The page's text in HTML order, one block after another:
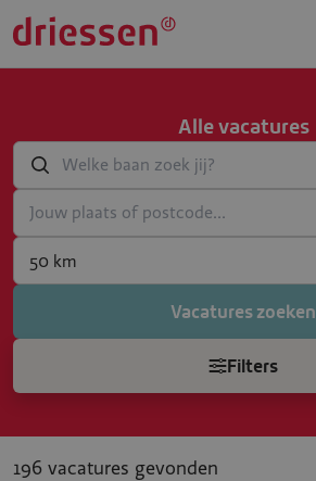
Alle vacatures
Welke baan zoek jij?
Jouw plaats of postcode...
SearchRadius
Filters
Vacatures zoeken
196 vacatures gevonden